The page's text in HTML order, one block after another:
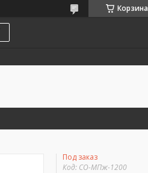
Корзина
Под заказ
Код: СО-МПж-1200